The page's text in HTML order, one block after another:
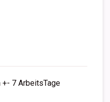
7 ArbeitsTage